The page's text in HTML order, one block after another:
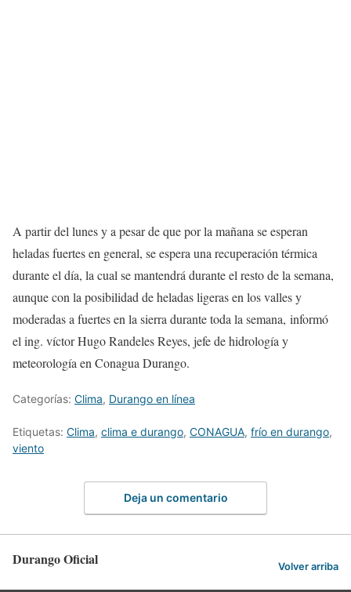
A partir del lunes y a pesar de que por la mañana se esperan
heladas fuertes en general, se espera una recuperación térmica
durante el día, la cual se mantendrá durante el resto de la semana,
aunque con la posibilidad de heladas ligeras en los valles y
moderadas a fuertes en la sierra durante toda la semana, informó
el ing. víctor Hugo Randeles Reyes, jefe de hidrología y
meteorología en Conagua Durango.
Categorías: Clima, Durango en línea
Etiquetas: Clima, clima e durango, CONAGUA, frío en durango,
viento
Deja un comentario
Durango Oficial Volver arriba